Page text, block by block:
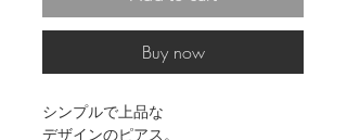
Buy now
シンプルで上品な
デザインのピアス。